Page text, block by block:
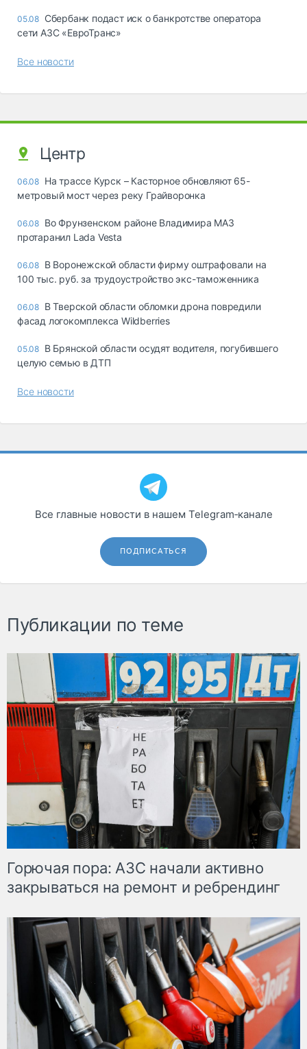
05.08 Сбербанк подаст иск о банкротстве оператора
сети АЗС «ЕвроТранс»
Все новости
Центр
06.08 На трассе Курск – Касторное обновляют 65-
метровый мост через реку Грайворонка
06.08 Во Фрунзенском районе Владимира МАЗ
протаранил Lada Vesta
06.08 В Воронежской области фирму оштрафовали на
100 тыс. руб. за трудоустройство экс-таможенника
06.08 В Тверской области обломки дрона повредили
фасад логокомплекса Wildberries
05.08 В Брянской области осудят водителя, погубившего
целую семью в ДТП
Все новости
Все главные новости в нашем Telegram‑канале
ПОДПИСАТЬСЯ
Публикации по теме
Горючая пора: АЗС начали активно
закрываться на ремонт и ребрендинг